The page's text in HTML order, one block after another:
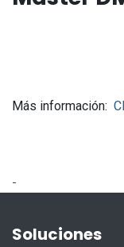
Más información:
-
Soluciones